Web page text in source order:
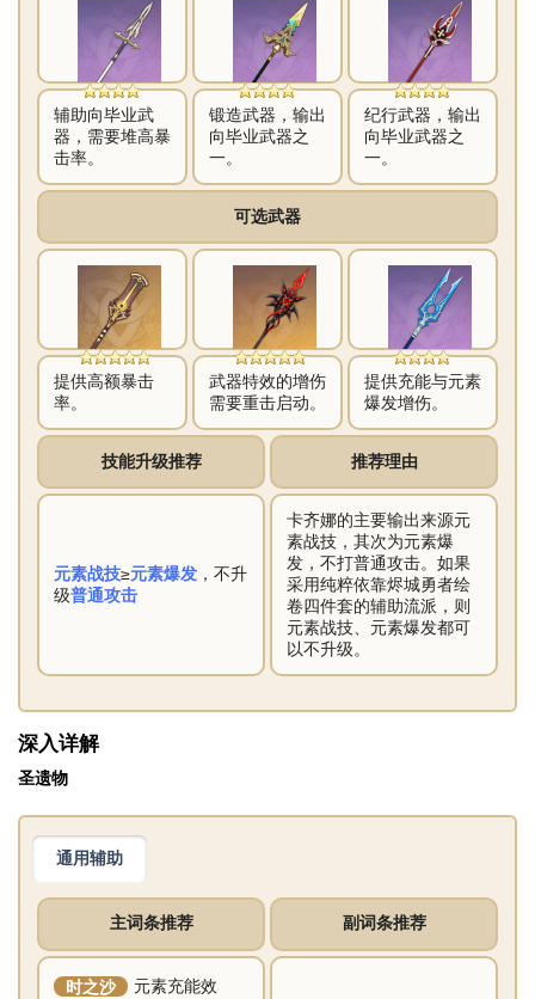
辅助向毕业武
器，需要堆高暴
击率。
锻造武器，输出
向毕业武器之
一。
纪行武器，输出
向毕业武器之
一。
可选武器
提供高额暴击
率。
武器特效的增伤
需要重击启动。
提供充能与元素
爆发增伤。
技能升级推荐 推荐理由
元素战技≥元素爆发，不升
级普通攻击
卡齐娜的主要输出来源元
素战技，其次为元素爆
发，不打普通攻击。如果
采用纯粹依靠烬城勇者绘
卷四件套的辅助流派，则
元素战技、元素爆发都可
以不升级。
深入详解
圣遗物
通用辅助
主词条推荐 副词条推荐
时之沙
元素充能效